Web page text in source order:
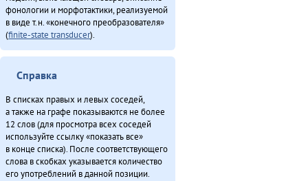
фонологии и морфотактики, реализуемой
в виде т.н. «конечного преобразователя»
(finite-state transducer).
Справка
В списках правых и левых соседей,
а также на графе показываются не более
12 слов (для просмотра всех соседей
используйте ссылку «показать все»
в конце списка). После соответствующего
слова в скобках указывается количество
его употреблений в данной позиции.